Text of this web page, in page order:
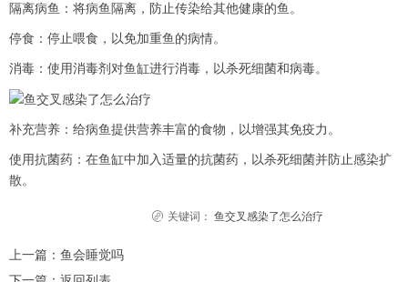
隔离病鱼：将病鱼隔离，防止传染给其他健康的鱼。
停食：停止喂食，以免加重鱼的病情。
消毒：使用消毒剂对鱼缸进行消毒，以杀死细菌和病毒。
补充营养：给病鱼提供营养丰富的食物，以增强其免疫力。
使用抗菌药：在鱼缸中加入适量的抗菌药，以杀死细菌并防止感染扩
散。
关键词： 鱼交叉感染了怎么治疗
上一篇： 鱼会睡觉吗